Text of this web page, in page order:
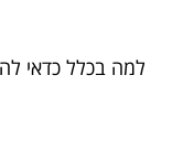
למה בכלל כדאי